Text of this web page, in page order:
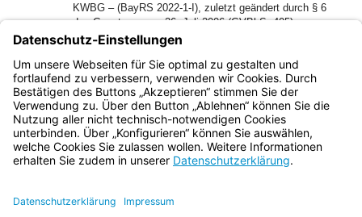
KWBG – (BayRS 2022-1-I), zuletzt geändert durch § 6
des Gesetzes vom 26. Juli 2006 (GVBl S. 405),
Einvernehmen mit dem Bayerischen Staatsministerium der
Finanzen folgende Verordnung:
Bayern.de
BayernPortal
Impressum